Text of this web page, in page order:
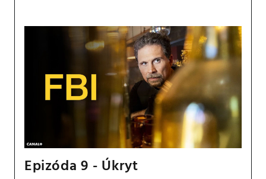
Epizóda 9 - Úkryt